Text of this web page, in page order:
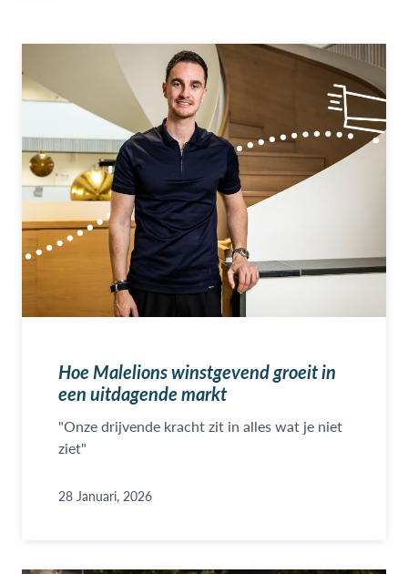
Hoe Malelions winstgevend groeit in
een uitdagende markt
"Onze drijvende kracht zit in alles wat je niet
ziet"
28 Januari, 2026